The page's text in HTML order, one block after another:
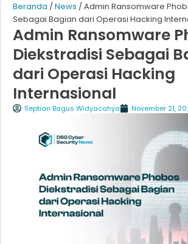
Beranda / News / Admin Ransomware
Sebagai Bagian dari Operasi Hacking
Admin Ransomware
Diekstradisi Sebagai
dari Operasi Hacking
Internasional
Septian Bagus Widyacahya November 21,